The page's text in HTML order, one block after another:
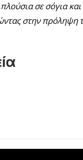
σε σόγια
στην πρόληψη